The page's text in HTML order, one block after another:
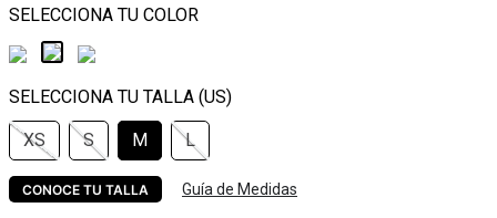
XS S M L
CONOCE TU TALLA Guía de Medidas